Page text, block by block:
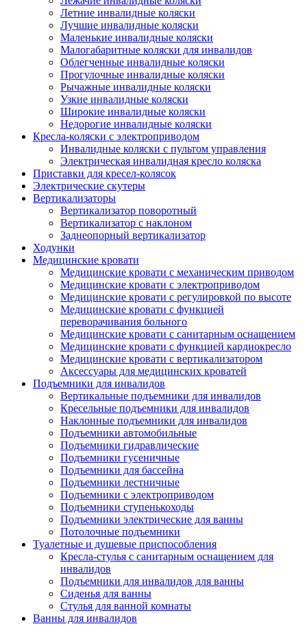
Летние инвалидные коляски
Лучшие инвалидные коляски
Маленькие инвалидные коляски
Малогабаритные коляски для инвалидов
Облегченные инвалидные коляски
Прогулочные инвалидные коляски
Рычажные инвалидные коляски
Узкие инвалидные коляски
Широкие инвалидные коляски
Недорогие инвалидные коляски
Кресла-коляски с электроприводом
Инвалидные коляски с пультом управления
Электрическая инвалидная кресло коляска
Приставки для кресел-колясок
Электрические скутеры
Вертикализаторы
Вертикализатор поворотный
Вертикализатор с наклоном
Заднеопорный вертикализатор
Ходунки
Медицинские кровати
Медицинские кровати с механическим приводом
Медицинские кровати с электроприводом
Медицинские кровати с регулировкой по высоте
Медицинские кровати с функцией
переворачивания больного
Медицинские кровати с санитарным оснащением
Медицинские кровати с функцией кардиокресло
Медицинские кровати с вертикализатором
Аксессуары для медицинских кроватей
Подъемники для инвалидов
Вертикальные подъемники для инвалидов
Кресельные подъемники для инвалидов
Наклонные подъемники для инвалидов
Подъемники автомобильные
Подъемники гидравлические
Подъемники гусеничные
Подъемники для бассейна
Подъемники лестничные
Подъемники с электроприводом
Подъемники ступенькоходы
Подъемники электрические для ванны
Потолочные подъемники
Туалетные и душевые приспособления
Кресла-стулья с санитарным оснащением для
инвалидов
Подъемники для инвалидов для ванны
Сиденья для ванны
Стулья для ванной комнаты
Ванны для инвалидов